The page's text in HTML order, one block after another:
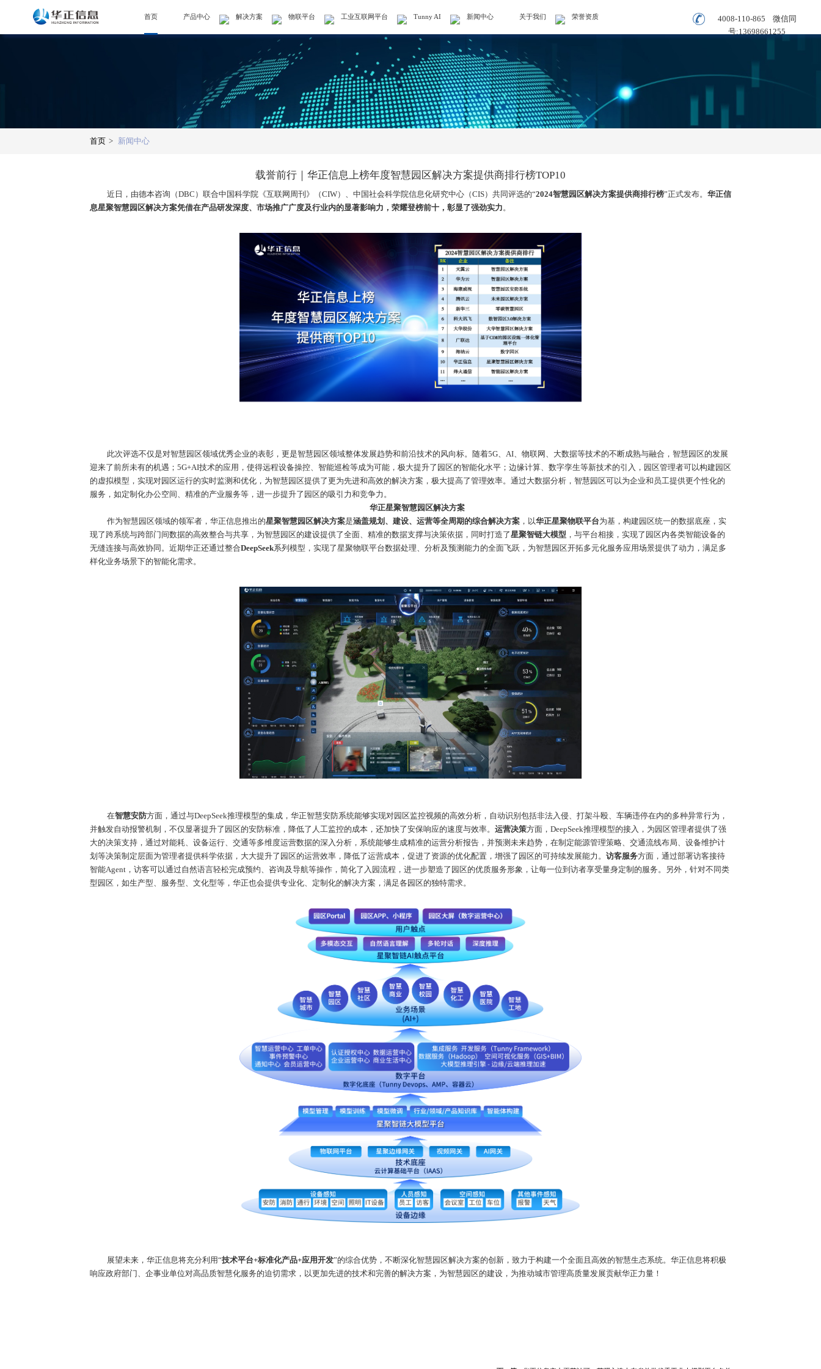
首页 产品中心 解决方案 物联平台 工业互联网平台 Tunny AI 新闻中心 关于我们 荣誉资质 4008-110-865 微信同
号:13698661255
首页 > 新闻中心
载誉前行｜华正信息上榜年度智慧园区解决方案提供商排行榜TOP10
近日，由德本咨询（DBC ）联合中国科学院《互联网周刊》（CIW）、中国社会科学院信息化研究中心（CIS）共同评选的“2024智慧园区解决方案提供商排行榜”正式发布。 华正信
息星聚智慧园区解决方案凭借在产品研发深度、市场推广广度及行业内的显著影响力，荣耀登榜前十，彰显了强劲实力。
此次评选不仅是对智慧园区领域优秀企业的表彰，更是智慧园区领域整体发展趋势和前沿技术的风向标。随着5G、 AI、物联网、大数据等技术的不断成熟与融合，智慧园区的发展
迎来了前所未有的机遇 ； 5G+AI技术的应用，使得远程设备操控、智能巡检等成为可能，极大提升了园区的智能化水平 ；边缘计算、数字孪生等新技术的引入，园区管理者可以构建园区
的虚拟模型，实现对园区运行的实时监测和优化，为智慧园区提供了更为先进和高效的解决方案，极大提高了管理效率。通过大数据分析，智慧园区可以为企业和员工提供更个性化的
服务，如定制化办公空间、精准的产业服务等，进一步提升了园区的吸引力和竞争力。
华正星聚智慧园区解决方案
作为智慧园区领域的领军者，华正信息推出的星聚智慧园区解决方案是涵盖规划、建设、运营等全周期的综合解决方案 ，以华正星聚物联平台为基，构建园区统一的数据底座，实
现了跨系统与跨部门间数据的高效整合与共享，为智慧园区的建设提供了全面、精准的数据支撑与决策依据，同时打造了星聚智链大模型 ，与平台相接，实现了园区内各类智能设备的
无缝连接与高效协同。近期华正还通过整合DeepSeek系列模型，实现了星聚物联平台数据处理、分析及预测能力的全面飞跃，为智慧园区开拓多元化服务应用场景提供了动力，满足多
样化业务场景下的智能化需求。
在智慧安防方面，通过与DeepSeek推理模型的集成，华正智慧安防系统能够实现对园区监控视频的高效分析 ，自动识别包括非法入侵、打架斗殴、车辆违停在内的多种异常行为，
并触发自动报警机制，不仅显著提升了园区的安防标准，降低了人工监控的成本，还加快了安保响应的速度与效率。 运营决策方面， DeepSeek推理模型的接入
，为园区管理者提供了强
大的决策支持，通过对能耗、设备运行、交通等多维度运营数据的深入分析，系统能够生成精准的运营分析报告，并预测未来趋势，在制定能源管理策略、交通流线布局、设备维护计
划等决策制定层面为管理者提供科学依据，大大提升了园区的运营效率，降低了运营成本，促进了资源的优化配置，增强了园区的可持续发展能力。 访客服务方面，通过部署访客接待
智能Agent ，访客可以通过自然语言轻松完成预约、咨询及导航等操作，简化了入园流程，进一步塑造了园区的优质服务形象 ，让每一位到访者享受量身定制的服务。另外，针对不同类
型园区，如生产型、服务型、文化型等，华正也会提供专业化、定制化的解决方案，满足各园区的独特需求。
展望未来，华正信息将充分利用“技术平台+标准化产品+应用开发”的综合优势，不断深化智慧园区解决方案的创新，致力于构建一个全面且高效的智慧生态系统。华正信息将积极
响应政府部门、企事业单位对高品质智慧化服务的迫切需求，以更加先进的技术和完善的解决方案，为智慧园区的建设，为推动城市管理高质量发展贡献华正力量！